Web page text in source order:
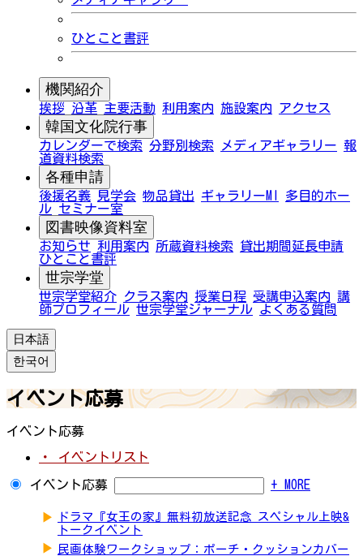
ひとこと書評
機関紹介
挨拶 沿革 主要活動 利用案内 施設案内 アクセス
韓国文化院行事
カレンダーで検索 分野別検索 メディアギャラリー 報
道資料検索
各種申請
後援名義 見学会 物品貸出 ギャラリーMI
多目的ホー
ル セミナー室
図書映像資料室
お知らせ 利用案内 所蔵資料検索
貸出期間延長申請
ひとこと書評
世宗学堂
世宗学堂紹介 クラス案内 授業日程 受講申込案内 講
師プロフィール 世宗学堂ジャーナル よくある質問
日本語
한국어
イベント応募
イベント応募
・ イベントリスト
イベント応募 + MORE
▶
ドラマ『女王の家』無料初放送記念 スペシャル上映&
トークイベント
▶ 民画体験ワークショップ：ポーチ・クッションカバー